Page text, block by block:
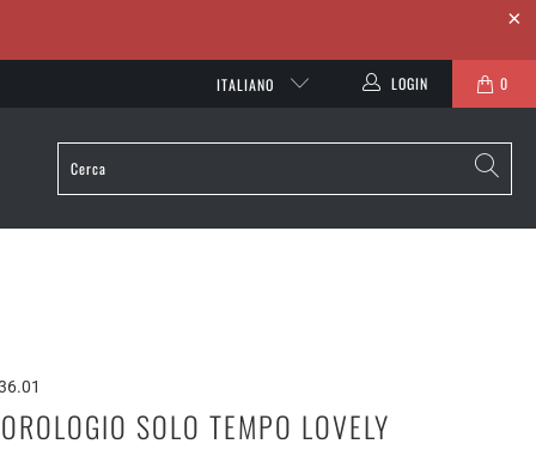
ITALIANO LOGIN 0
SOLO TEMPO LOVELY